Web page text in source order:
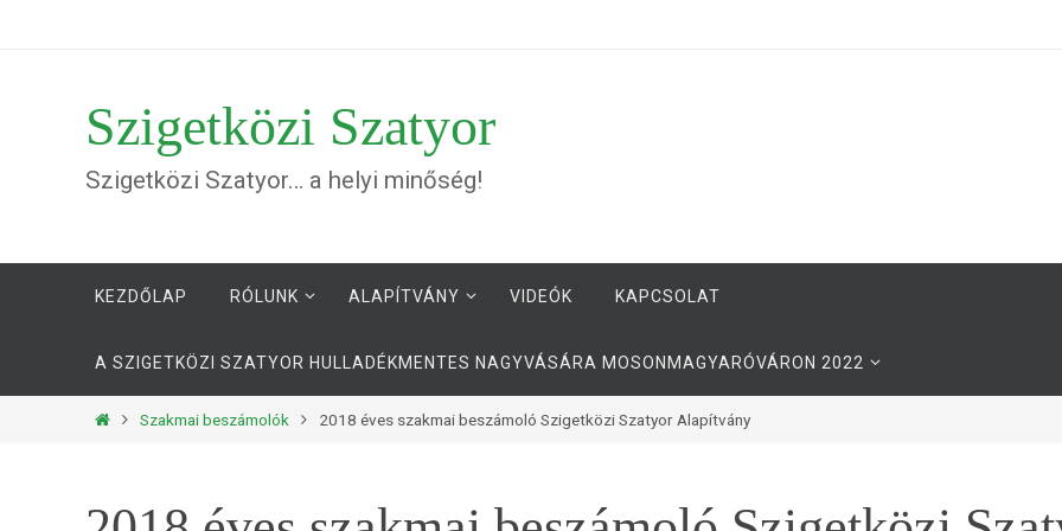
Szigetközi Szatyor
Szigetközi Szatyor… a helyi minőség!
KEZDŐLAP
RÓLUNK ALAPÍTVÁNY VIDEÓK KAPCSOLAT
A SZIGETKÖZI SZATYOR HULLADÉKMENTES NAGYVÁSÁRA MOSONMAGYARÓVÁRON 2022
OtthonSzakmai beszámolók 2018 éves szakmai beszámoló Szigetközi Szatyor Alapítvány